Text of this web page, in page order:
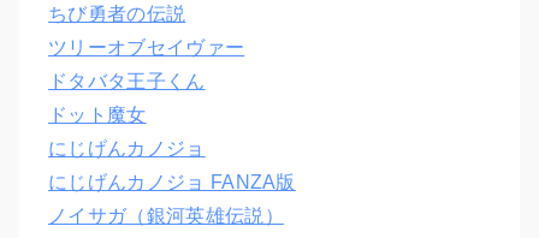
ちび勇者の伝説
ツリーオブセイヴァー
ドタバタ王子くん
ドット魔女
にじげんカノジョ
にじげんカノジョ FANZA版
ノイサガ（銀河英雄伝説）